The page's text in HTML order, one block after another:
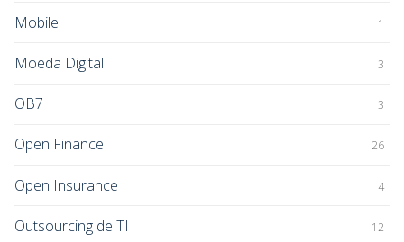
Mobile 1
Moeda Digital 3
OB7 3
Open Finance 26
Open Insurance 4
Outsourcing de TI 12